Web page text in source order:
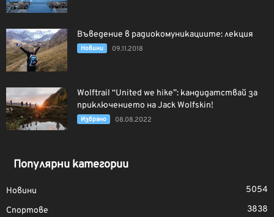
Въведение в радиокомуникациите: лекция
Новини 09.11.2018
Wolftrail “United we hike”: кандидатствай за
приключението на Jack Wolfskin!
Избрано 08.08.2022
Популярни категории
Новини
5054
Спортове
3838